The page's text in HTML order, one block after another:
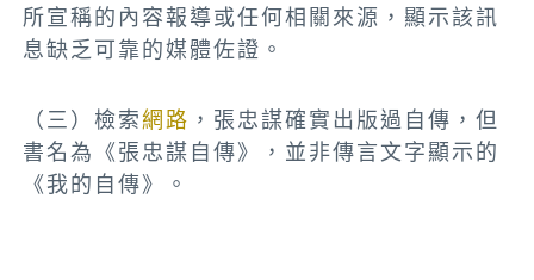
所宣稱的內容報導或任何相關來源，顯示該訊
息缺乏可靠的媒體佐證。
（三）檢索網路 ，張忠謀確實出版過自傳，但
書名為《張忠謀自傳》，並非傳言文字顯示的
《我的自傳》。